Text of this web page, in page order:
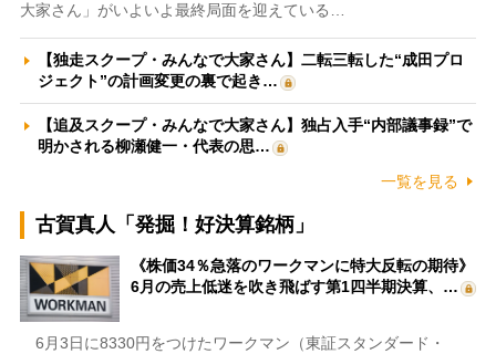
大家さん」がいよいよ最終局面を迎えている…
【独走スクープ・みんなで大家さん】二転三転した“成田プロ
ジェクト”の計画変更の裏で起き…
【追及スクープ・みんなで大家さん】独占入手“内部議事録”で
明かされる柳瀬健一・代表の思…
一覧を見る
古賀真人「発掘！好決算銘柄」
《株価34％急落のワークマンに特大反転の期待》
6月の売上低迷を吹き飛ばす第1四半期決算、…
6月3日に8330円をつけたワークマン（東証スタンダード・